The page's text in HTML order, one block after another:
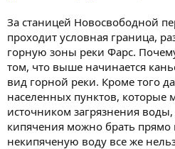
За станицей Новосвободной
проходит условная граница,
горную зоны реки Фарс.
том, что выше начинается
вид горной реки. Кроме того
населенных пунктов, которые
источником загрязнения
кипячения можно брать прямо
некипяченую воду все же